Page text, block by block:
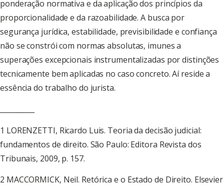
ponderação normativa e da aplicação dos princípios da
proporcionalidade e da razoabilidade. A busca por
segurança jurídica, estabilidade, previsibilidade e confiança
não se constrói com normas absolutas, imunes a
superações excepcionais instrumentalizadas por distinções
tecnicamente bem aplicadas no caso concreto. Aí reside a
essência do trabalho do jurista.
1 LORENZETTI, Ricardo Luis. Teoria da decisão judicial:
fundamentos de direito. São Paulo: Editora Revista dos
Tribunais, 2009, p. 157.
2 MACCORMICK, Neil. Retórica e o Estado de Direito. Elsevier